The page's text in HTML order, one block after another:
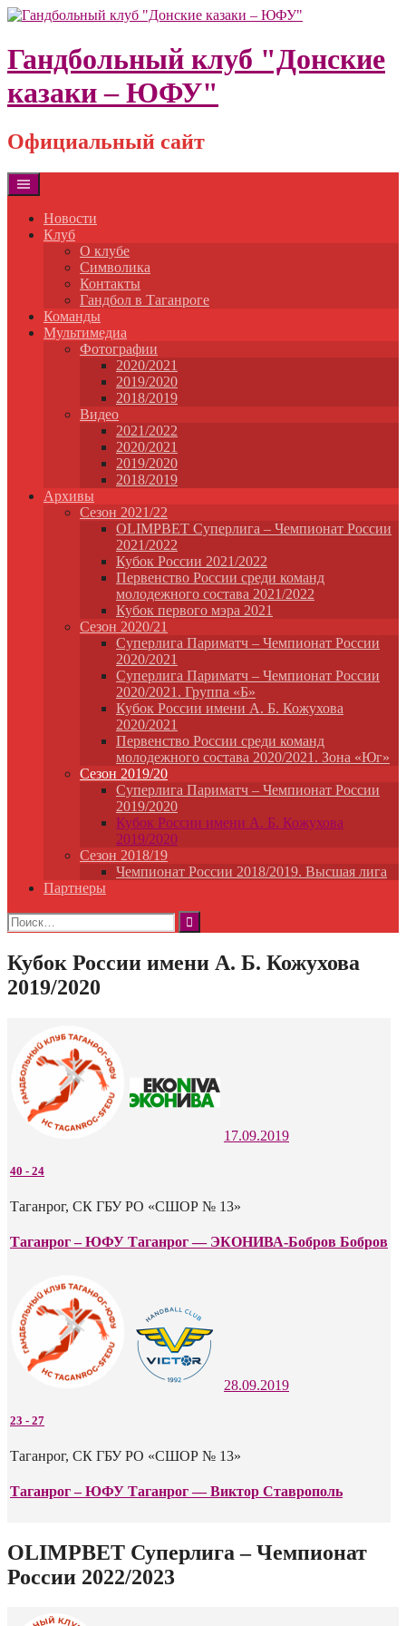
Skip
content
Гандбольный клуб "Донские
казаки – ЮФУ"
Официальный сайт
Новости
Клуб
О клубе
Символика
Контакты
Гандбол в Таганроге
Команды
Мультимедиа
Фотографии
2020/2021
2019/2020
2018/2019
Видео
2021/2022
2020/2021
2019/2020
2018/2019
Архивы
Сезон 2021/22
OLIMPBET Суперлига – Чемпионат России
2021/2022
Кубок России 2021/2022
Первенство России среди команд
молодежного состава 2021/2022
Кубок первого мэра 2021
Сезон 2020/21
Суперлига Париматч – Чемпионат России
2020/2021
Суперлига Париматч – Чемпионат России
2020/2021. Группа «Б»
Кубок России имени А. Б. Кожухова
2020/2021
Первенство России среди команд
молодежного состава 2020/2021. Зона «Юг»
Сезон 2019/20
Суперлига Париматч – Чемпионат России
2019/2020
Кубок России имени А. Б. Кожухова
2019/2020
Сезон 2018/19
Чемпионат России 2018/2019. Высшая лига
Партнеры
Найти:
Кубок России имени А. Б. Кожухова
2019/2020
17.09.2019
40 - 24
Таганрог, СК ГБУ РО «СШОР № 13»
Таганрог – ЮФУ Таганрог — ЭКОНИВА-Бобров Бобров
28.09.2019
23 - 27
Таганрог, СК ГБУ РО «СШОР № 13»
Таганрог – ЮФУ Таганрог — Виктор Ставрополь
OLIMPBET Суперлига – Чемпионат
России 2022/2023